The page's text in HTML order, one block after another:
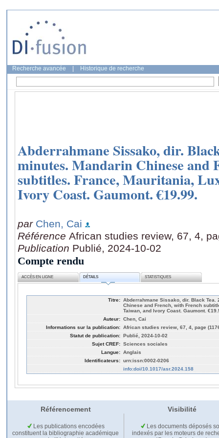
Recherche avancée Historique de recherche
Abderrahmane Sissako, dir.
minutes. Mandarin Chinese and
subtitles. France, Mauritania,
Ivory Coast. Gaumont. €19.99.
par Chen, Cai
Référence African studies review, 67, 4,
Publication Publié, 2024-10-02
Compte rendu
ACCÈS EN LIGNE DÉTAILS STATISTIQUES
Titre: Abderrahmane Sissako, dir. Black Tea.
Chinese and French, with French
Taiwan, and Ivory Coast. Gaumont.
Auteur: Chen, Cai
Informations sur la publication: African studies review, 67, 4, page
Statut de publication: Publié, 2024-10-02
Sujet CREF: Sciences sociales
Langue: Anglais
Identificateurs: urn:issn:0002-0206
info:doi/10.1017/asr.2024.158
Référencement Visibilité
Les publications encodées
constituent la bibliographie académique
Les documents déposés
indexés par les moteurs de